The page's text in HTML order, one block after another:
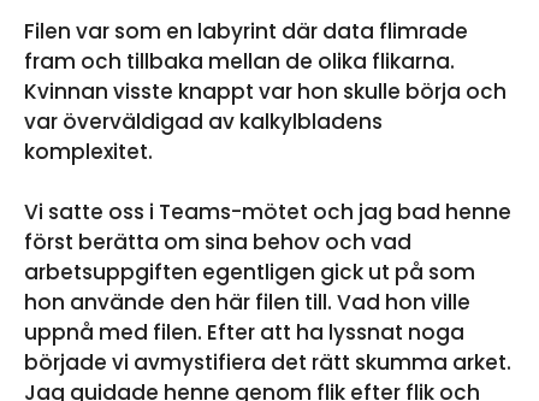
Filen var som en labyrint där data flimrade
fram och tillbaka mellan de olika flikarna.
Kvinnan visste knappt var hon skulle börja och
var överväldigad av kalkylbladens
komplexitet.
Vi satte oss i Teams-mötet och jag bad henne
först berätta om sina behov och vad
arbetsuppgiften egentligen gick ut på som
hon använde den här filen till. Vad hon ville
uppnå med filen. Efter att ha lyssnat noga
började vi avmystifiera det rätt skumma arket.
Jag guidade henne genom flik efter flik och